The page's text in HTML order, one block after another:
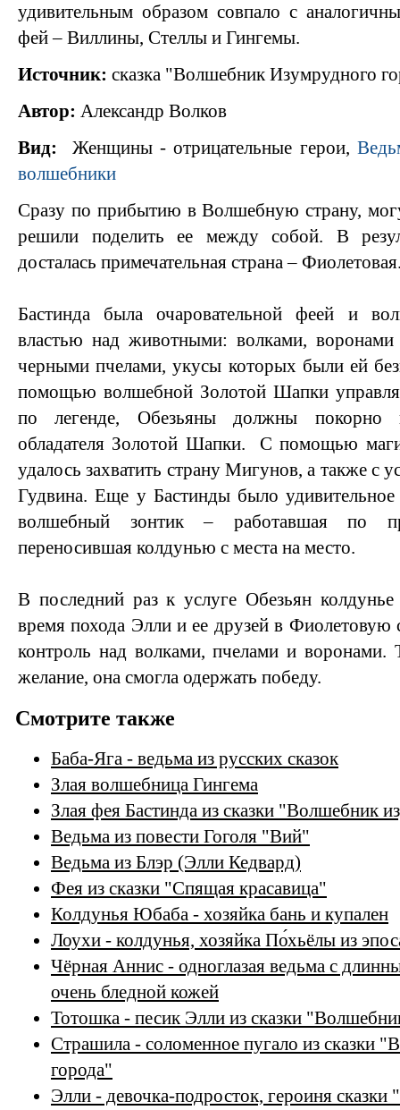
удивительным образом совпало с
фей – Виллины, Стеллы и Гингемы.
Источник: сказка "Волшебник Изумрудного
Автор: Александр Волков
Вид:
Женщины - отрицательные герои,
волшебники
Сразу по прибытию в Волшебную страну,
решили поделить ее между собой. В
досталась примечательная страна –
Бастинда была очаровательной феей и
властью над животными: волками,
черными пчелами, укусы которых были ей
помощью волшебной Золотой Шапки
по легенде, Обезьяны должны покорно
обладателя Золотой Шапки. С помощью
удалось захватить страну Мигунов, а также с
Гудвина. Еще у Бастинды было удивительное
волшебный зонтик – работавшая по
переносившая колдунью с места на место.
В последний раз к услуге Обезьян
время похода Элли и ее друзей в Фиолетовую
контроль над волками, пчелами и воронами.
желание, она смогла одержать победу.
Смотрите также
Баба-Яга - ведьма из русских сказок
Злая волшебница Гингема
Злая фея Бастинда из сказки "Волшебник
Ведьма из повести Гоголя "Вий"
Ведьма из Блэр (Элли Кедвард)
Фея из сказки "Спящая красавица"
Колдунья Юбаба - хозяйка бань и купален
Лоухи - колдунья, хозяйка По́хьёлы из
Чёрная Аннис - одноглазая ведьма с
очень бледной кожей
Тотошка - песик Элли из сказки
Страшила - соломенное пугало из сказки
города"
Элли - девочка-подросток, героиня